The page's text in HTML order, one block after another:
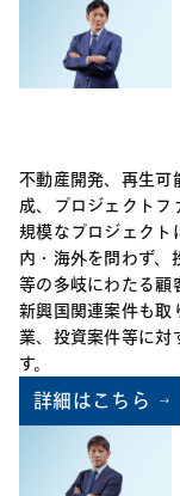
不動産開発、再生可
成、プロジェクトフ
規模なプロジェクト
内・海外を問わず、
等の多岐にわたる顧
新興国関連案件も取
業、投資案件等に対
す。
詳細はこちら